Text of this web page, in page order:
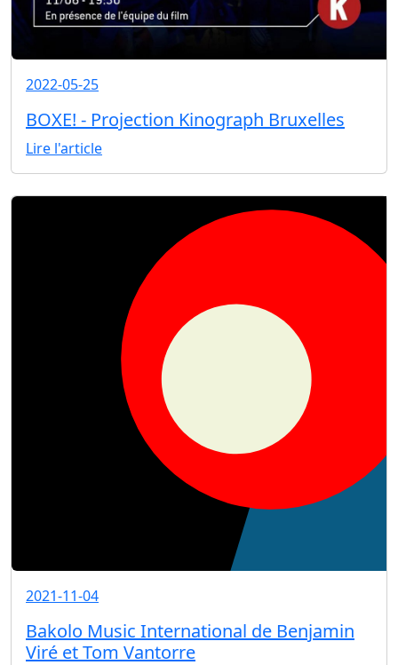
2022-05-25
BOXE! - Projection Kinograph Bruxelles
Lire l'article
2021-11-04
Bakolo Music International de Benjamin
Viré et Tom Vantorre